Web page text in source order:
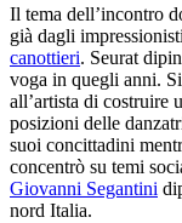
Il tema dell’incontro
già dagli
canottieri. Seurat
voga in quegli anni.
all’artista di costruire
posizioni delle
suoi concittadini
concentrò su temi
Giovanni Segantini
nord Italia.